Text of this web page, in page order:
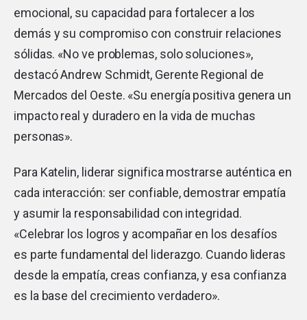
emocional, su capacidad para fortalecer a los
demás y su compromiso con construir relaciones
sólidas. «No ve problemas, solo soluciones»,
destacó Andrew Schmidt, Gerente Regional de
Mercados del Oeste. «Su energía positiva genera un
impacto real y duradero en la vida de muchas
personas».
Para Katelin, liderar significa mostrarse auténtica en
cada interacción: ser confiable, demostrar empatía
y asumir la responsabilidad con integridad.
«Celebrar los logros y acompañar en los desafíos
es parte fundamental del liderazgo. Cuando lideras
desde la empatía, creas confianza, y esa confianza
es la base del crecimiento verdadero».